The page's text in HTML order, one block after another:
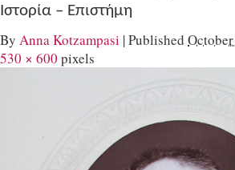
Ιστορία – Επιστήμη
By Anna Kotzampasi |Published
530 × 600 pixels